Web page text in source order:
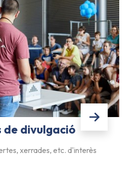
de divulgació
xerrades, etc. d'interès